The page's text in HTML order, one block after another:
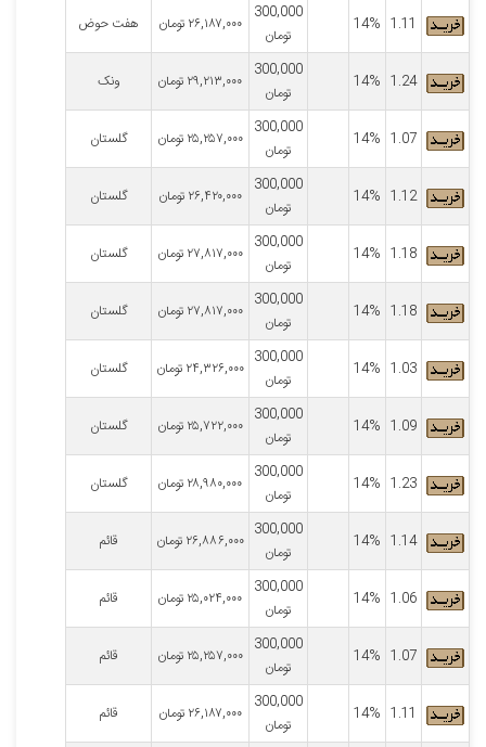
1.11
14%
300,000
تومان
۲۶,۱۸۷,۰۰۰ تومان هفت حوض
1.24
14%
300,000
تومان
۲۹,۲۱۳,۰۰۰ تومان ونک
1.07
14%
300,000
تومان
۲۵,۲۵۷,۰۰۰ تومان گلستان
1.12
14%
300,000
تومان
۲۶,۴۲۰,۰۰۰ تومان گلستان
1.18
14%
300,000
تومان
۲۷,۸۱۷,۰۰۰ تومان گلستان
1.18
14%
300,000
تومان
۲۷,۸۱۷,۰۰۰ تومان گلستان
1.03
14%
300,000
تومان
۲۴,۳۲۶,۰۰۰ تومان گلستان
1.09
14%
300,000
تومان
۲۵,۷۲۲,۰۰۰ تومان گلستان
1.23
14%
300,000
تومان
۲۸,۹۸۰,۰۰۰ تومان گلستان
1.14
14%
300,000
تومان
۲۶,۸۸۶,۰۰۰ تومان قائم
1.06
14%
300,000
تومان
۲۵,۰۲۴,۰۰۰ تومان قائم
1.07
14%
300,000
تومان
۲۵,۲۵۷,۰۰۰ تومان قائم
1.11
14%
300,000
تومان
۲۶,۱۸۷,۰۰۰ تومان قائم